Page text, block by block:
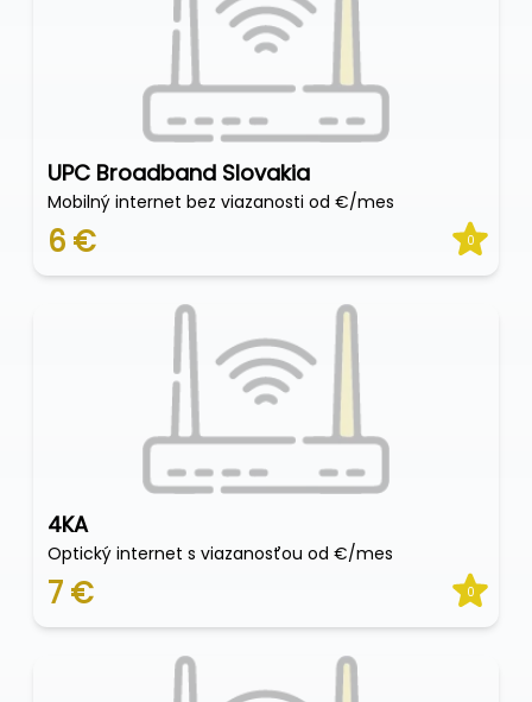
UPC Broadband Slovakia
Mobilný internet bez viazanosti od €/mes
6 € 0
4KA
Optický internet s viazanosťou od €/mes
7 € 0